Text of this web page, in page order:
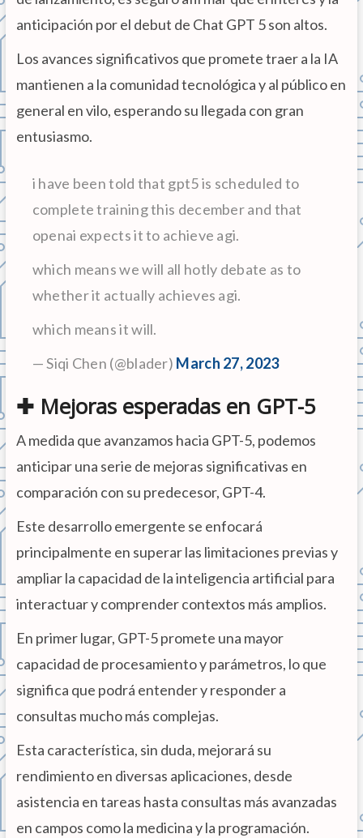
anticipación por el debut de Chat GPT 5 son altos.
Los avances significativos que promete traer a la IA
mantienen a la comunidad tecnológica y al público en
general en vilo, esperando su llegada con gran
entusiasmo.
i have been told that gpt5 is scheduled to
complete training this december and that
openai expects it to achieve agi.
which means we will all hotly debate as to
whether it actually achieves agi.
which means it will.
— Siqi Chen (@blader) March 27, 2023
✚ Mejoras esperadas en GPT-5
A medida que avanzamos hacia GPT-5, podemos
anticipar una serie de mejoras significativas en
comparación con su predecesor, GPT-4.
Este desarrollo emergente se enfocará
principalmente en superar las limitaciones previas y
ampliar la capacidad de la inteligencia artificial para
interactuar y comprender contextos más amplios.
En primer lugar, GPT-5 promete una mayor
capacidad de procesamiento y parámetros, lo que
significa que podrá entender y responder a
consultas mucho más complejas.
Esta característica, sin duda, mejorará su
rendimiento en diversas aplicaciones, desde
asistencia en tareas hasta consultas más avanzadas
en campos como la medicina y la programación.